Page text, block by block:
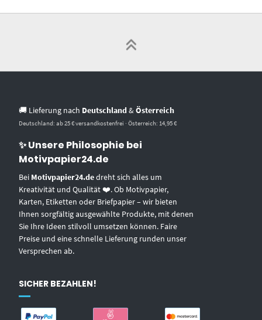
🚚 Lieferung nach Deutschland &Österreich
Deutschland: ab 25 € versandkostenfrei · Österreich: 14,95 €
✨ Unsere Philosophie bei
Motivpapier24.de
Bei Motivpapier24.dedreht sich alles um
Kreativität und Qualität ❤️. Ob Motivpapier,
Karten, Etiketten oder Briefpapier – wir bieten
Ihnen sorgfältig ausgewählte Produkte, mit denen
Sie Ihre Ideen stilvoll umsetzen können. Faire
Preise und eine schnelle Lieferung runden unser
Versprechen ab.
SICHER BEZAHLEN!